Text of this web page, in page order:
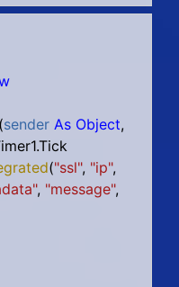
(sender As Object,
("ssl", "ip",
, "message",